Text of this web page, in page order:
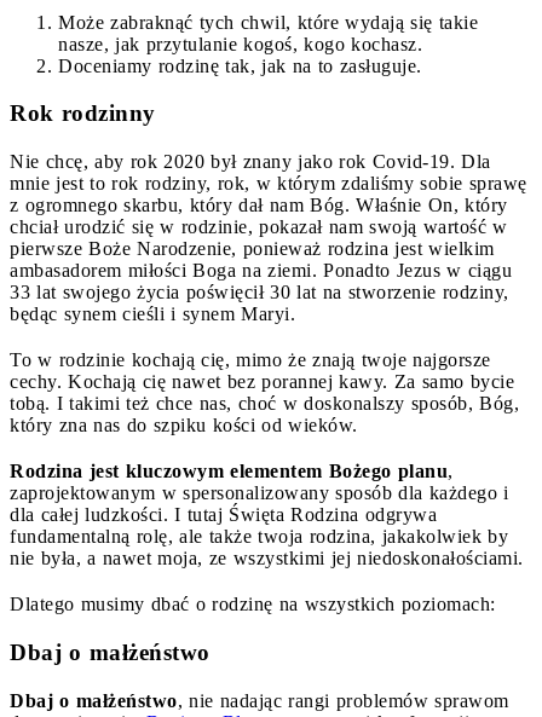
Może zabraknąć tych chwil, które wydają się takie
nasze, jak przytulanie kogoś, kogo kochasz.
Doceniamy rodzinę tak, jak na to zasługuje.
Rok rodzinny
Nie chcę, aby rok 2020 był znany jako rok Covid-19. Dla
mnie jest to rok rodziny, rok, w którym zdaliśmy sobie sprawę
z ogromnego skarbu, który dał nam Bóg. Właśnie On, który
chciał urodzić się w rodzinie, pokazał nam swoją wartość w
pierwsze Boże Narodzenie, ponieważ rodzina jest wielkim
ambasadorem miłości Boga na ziemi. Ponadto Jezus w ciągu
33 lat swojego życia poświęcił 30 lat na stworzenie rodziny,
będąc synem cieśli i synem Maryi.
To w rodzinie kochają cię, mimo że znają twoje najgorsze
cechy. Kochają cię nawet bez porannej kawy. Za samo bycie
tobą. I takimi też chce nas, choć w doskonalszy sposób, Bóg,
który zna nas do szpiku kości od wieków.
Rodzina jest kluczowym elementem Bożego planu,
zaprojektowanym w spersonalizowany sposób dla każdego i
dla całej ludzkości. I tutaj Święta Rodzina odgrywa
fundamentalną rolę, ale także twoja rodzina, jakakolwiek by
nie była, a nawet moja, ze wszystkimi jej niedoskonałościami.
Dlatego musimy dbać o rodzinę na wszystkich poziomach:
Dbaj o małżeństwo
Dbaj o małżeństwo, nie nadając rangi problemów sprawom